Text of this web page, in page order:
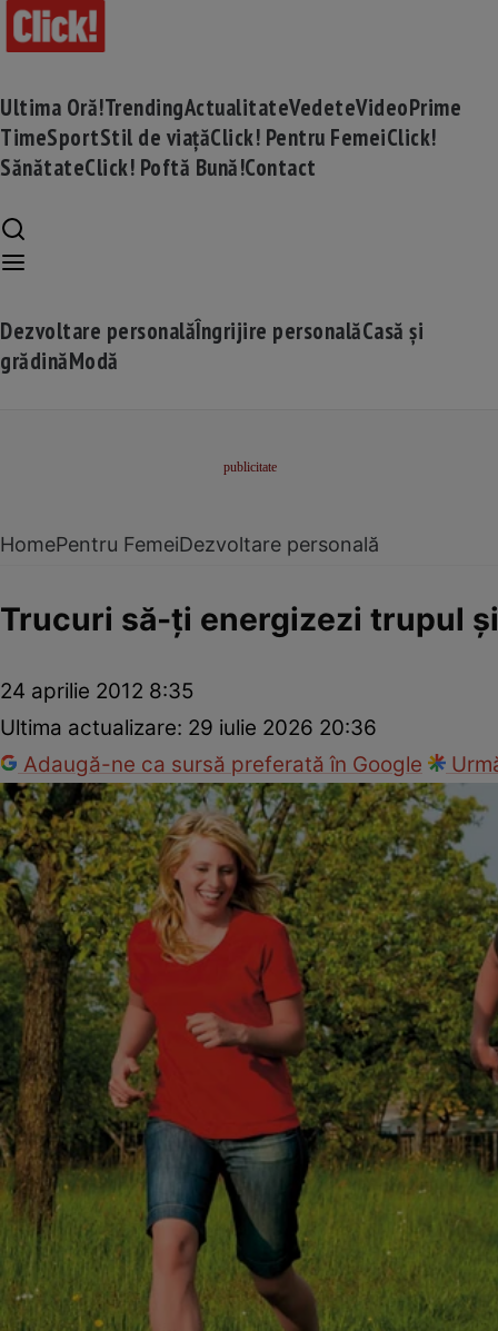
Ultima Oră!TrendingActualitateVedeteVideoPrime
TimeSportStil de viațăClick! Pentru FemeiClick!
SănătateClick! Poftă Bună!Contact
Dezvoltare personalăÎngrijire personalăCasă și
grădinăModă
HomePentru FemeiDezvoltare personală
Trucuri să-ţi energizezi trupul
24 aprilie 2012 8:35
Ultima actualizare: 29 iulie 2026 20:36
Adaugă-ne ca sursă preferată în Google